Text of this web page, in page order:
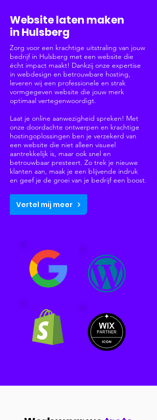
Website laten maken
in Hulsberg
Zorg voor een krachtige uitstraling van jouw
bedrijf in Hulsberg met een website die
écht impact maakt! Dankzij onze expertise
in webdesign en betrouwbare hosting,
leveren wij een professionele en strak
vormgegeven website die jouw merk
optimaal vertegenwoordigt.
Laat je online aanwezigheid spreken! Met
onze doordachte ontwerpen en krachtige
hostingoplossingen ben je verzekerd van
een website die niet alleen visueel
aantrekkelijk is, maar ook snel en
betrouwbaar presteert. Zo trek je nieuwe
klanten aan, maak je een blijvende indruk
en geef je de groei van je bedrijf een boost.
Vertel mij meer